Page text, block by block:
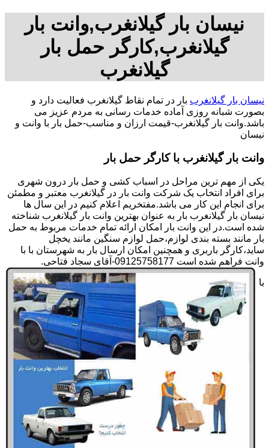
نیسان بار گیلانغرب,وانت بار
گیلانغرب,کارگر حمل بار
گیلانغرب
نیسان بار گیلانغرب بار در تمام نقاط گیلانغرب فعالیت دارد و
بصورت شبانه روزی آماده خدمات رسانی به مردم عزیز می
باشد.وانت بار گیلانغرب-قیمت ارزان و مناسب-حمل بار با وانت و
نیسان
وانت بار گیلانغرب با کارگر حمل بار
یکی از مهم ترین مراحل در اسباب کشی و حمل بار درون شهری
برای افراد انتخاب یک شرکت وانت بار در گیلانغرب معتبر و مطمئن
برای انجام این کار می باشد.مفتخریم اعلام کنیم در این سال ها
نیسان بار گیلانغرب بار به عنوان بهترین وانت بار گیلانغرب شناخته
شده است.در این وانت بار امکان ارائه تمام خدمات مربوط به حمل
بار مانند بسته بندی لوازم،حمل لوازم سنگین مانند یخچل
ساید،کارگر باربری و همچنین امکان ارسال بار به شهرستان با با
وانت فراهم شده است 09125758177-آقای سجاد فتاحی.
با